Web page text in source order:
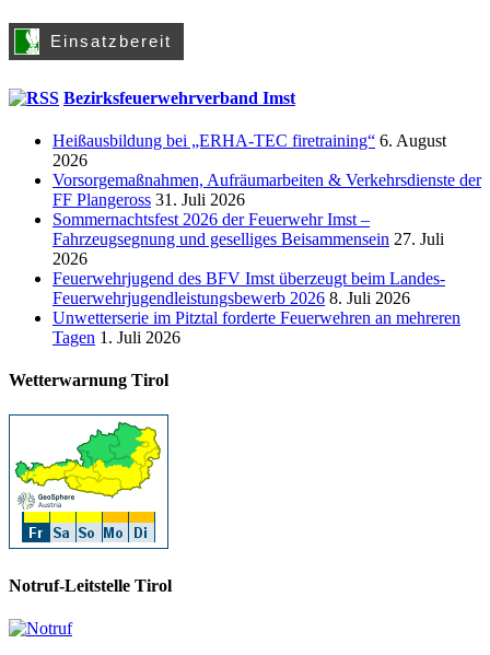
Bezirksfeuerwehrverband Imst
Heißausbildung bei „ERHA-TEC firetraining“ 6. August
2026
Vorsorgemaßnahmen, Aufräumarbeiten & Verkehrsdienste der
FF Plangeross 31. Juli 2026
Sommernachtsfest 2026 der Feuerwehr Imst –
Fahrzeugsegnung und geselliges Beisammensein 27. Juli
2026
Feuerwehrjugend des BFV Imst überzeugt beim Landes-
Feuerwehrjugendleistungsbewerb 2026 8. Juli 2026
Unwetterserie im Pitztal forderte Feuerwehren an mehreren
Tagen 1. Juli 2026
Wetterwarnung Tirol
Notruf-Leitstelle Tirol